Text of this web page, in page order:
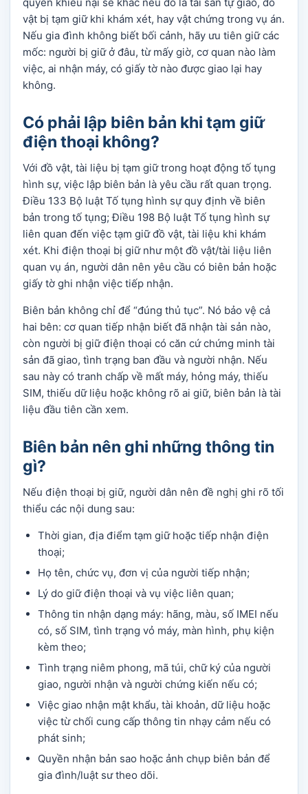
vật bị tạm giữ khi khám xét, hay vật chứng trong vụ án.
Nếu gia đình không biết bối cảnh, hãy ưu tiên giữ các
mốc: người bị giữ ở đâu, từ mấy giờ, cơ quan nào làm
việc, ai nhận máy, có giấy tờ nào được giao lại hay
không.
Có phải lập biên bản khi tạm giữ
điện thoại không?
Với đồ vật, tài liệu bị tạm giữ trong hoạt động tố tụng
hình sự, việc lập biên bản là yêu cầu rất quan trọng.
Điều 133 Bộ luật Tố tụng hình sự quy định về biên
bản trong tố tụng; Điều 198 Bộ luật Tố tụng hình sự
liên quan đến việc tạm giữ đồ vật, tài liệu khi khám
xét. Khi điện thoại bị giữ như một đồ vật/tài liệu liên
quan vụ án, người dân nên yêu cầu có biên bản hoặc
giấy tờ ghi nhận việc tiếp nhận.
Biên bản không chỉ để “đúng thủ tục”. Nó bảo vệ cả
hai bên: cơ quan tiếp nhận biết đã nhận tài sản nào,
còn người bị giữ điện thoại có căn cứ chứng minh tài
sản đã giao, tình trạng ban đầu và người nhận. Nếu
sau này có tranh chấp về mất máy, hỏng máy, thiếu
SIM, thiếu dữ liệu hoặc không rõ ai giữ, biên bản là tài
liệu đầu tiên cần xem.
Biên bản nên ghi những thông tin
gì?
Nếu điện thoại bị giữ, người dân nên đề nghị ghi rõ tối
thiểu các nội dung sau:
Thời gian, địa điểm tạm giữ hoặc tiếp nhận điện
thoại;
Họ tên, chức vụ, đơn vị của người tiếp nhận;
Lý do giữ điện thoại và vụ việc liên quan;
Thông tin nhận dạng máy: hãng, màu, số IMEI nếu
có, số SIM, tình trạng vỏ máy, màn hình, phụ kiện
kèm theo;
Tình trạng niêm phong, mã túi, chữ ký của người
giao, người nhận và người chứng kiến nếu có;
Việc giao nhận mật khẩu, tài khoản, dữ liệu hoặc
việc từ chối cung cấp thông tin nhạy cảm nếu có
phát sinh;
Quyền nhận bản sao hoặc ảnh chụp biên bản để
gia đình/luật sư theo dõi.